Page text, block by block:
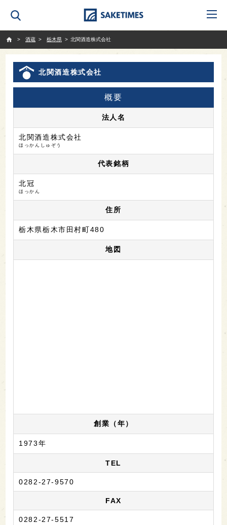
酒蔵
栃木県 北関酒造株式会社
北関酒造株式会社
概要
法人名
北関酒造株式会社
ほっかんしゅぞう
代表銘柄
北冠
ほっかん
住所
栃木県栃木市田村町480
地図
創業（年）
1973年
TEL
0282-27-9570
FAX
0282-27-5517